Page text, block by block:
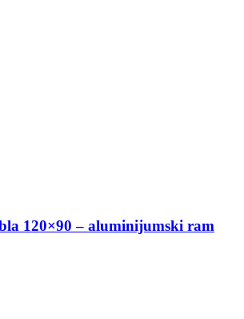
120×90 – aluminijumski ram